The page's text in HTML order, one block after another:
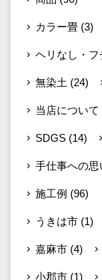
カラー畳 (3)
ヘリなし・フ
無染土 (24)
当店について
SDGS (14)
手仕事への思
施工例 (96)
うきは市 (1)
嘉麻市 (4)
小郡市 (1)